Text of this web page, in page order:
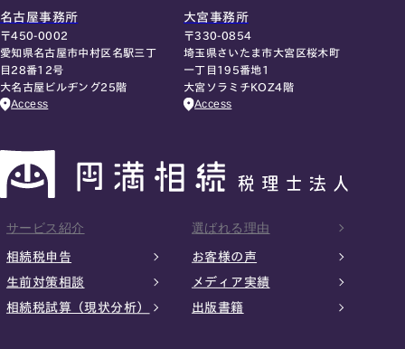
名古屋事務所
〒450-0002
愛知県名古屋市中村区名駅三丁
目28番12号
大名古屋ビルヂング25階
Access
大宮事務所
〒330-0854
埼玉県さいたま市大宮区桜木町
一丁目195番地1
大宮ソラミチKOZ4階
Access
サービス紹介
相続税申告
生前対策相談
相続税試算（現状分析）
選ばれる理由
お客様の声
メディア実績
出版書籍